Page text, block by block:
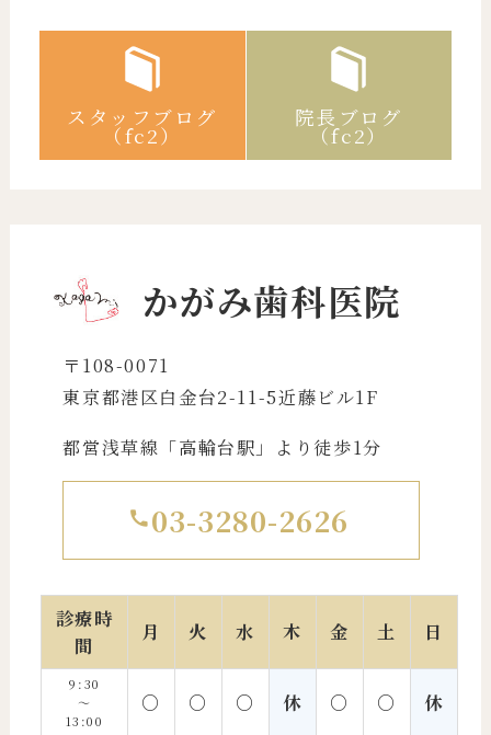
スタッフブログ
（fc2）
院長ブログ
（fc2）
診療時
間
月 火 水 木 金 土 日
9:30
〜
13:00
○ ○ ○ 休 ○ ○ 休
かがみ歯科医院
〒108-0071
東京都港区白金台2-11-5近藤ビル1F
都営浅草線「高輪台駅」より徒歩1分
03-3280-2626